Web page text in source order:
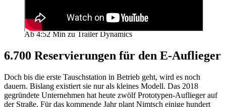
Ab 4:52 Min zu Trailer Dynamics
6.700 Reservierungen für den E-Auflieger
Doch bis die erste Tauschstation in Betrieb geht, wird es noch
dauern. Bislang existiert sie nur als kleines Modell. Das 2018
gegründete Unternehmen hat heute zwölf Prototypen-Auflieger auf
der Straße. Für das kommende Jahr plant Nimtsch einige hundert